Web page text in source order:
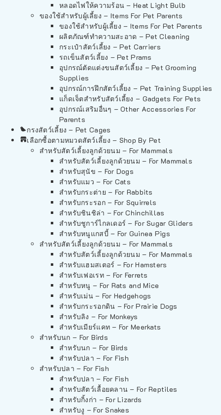
หลอดไฟให้ความร้อน – Heat Light Bulb
ของใช้สำหรับผู้เลี้ยง – Items For Pet Parents
ของใช้สำหรับผู้เลี้ยง – Items For Pet Parents
ผลิตภัณฑ์ทำความสะอาด – Pet Cleaning
กระเป๋าสัตว์เลี้ยง – Pet Carriers
รถเข็นสัตว์เลี้ยง – Pet Prams
อุปกรณ์ตัดแต่งขนสัตว์เลี้ยง – Pet Grooming
Supplies
อุปกรณ์การฝึกสัตว์เลี้ยง – Pet Training Supplies
แก็ดเจ็ตสำหรับสัตว์เลี้ยง – Gadgets For Pets
อุปกรณ์เสริมอื่นๆ – Other Accessories For
Parents
กรงสัตว์เลี้ยง – Pet Cages
เลือกซื้อตามหมวดสัตว์เลี้ยง – Shop By Pet
สำหรับสัตว์เลี้ยงลูกด้วยนม – For Mammals
สำหรับสัตว์เลี้ยงลูกด้วยนม – For Mammals
สำหรับสุนัข – For Dogs
สำหรับแมว – For Cats
สำหรับกระต่าย – For Rabbits
สำหรับกระรอก – For Squirrels
สำหรับชินชิล่า – For Chinchillas
สำหรับชูการ์ไกลเดอร์ – For Sugar Gliders
สำหรับหนูแกสบี้ – For Guinea Pigs
สำหรับสัตว์เลี้ยงลูกด้วยนม – For Mammals
สำหรับสัตว์เลี้ยงลูกด้วยนม – For Mammals
สำหรับแฮมสเตอร์ – For Hamsters
สำหรับเฟอเรท – For Ferrets
สำหรับหนู – For Rats and Mice
สำหรับเม่น – For Hedgehogs
สำหรับกระรอกดิน – For Prairie Dogs
สำหรับลิง – For Monkeys
สำหรับเมียร์แคท – For Meerkats
สำหรับนก – For Birds
สำหรับนก – For Birds
สำหรับปลา – For Fish
สำหรับปลา – For Fish
สำหรับปลา – For Fish
สำหรับสัตว์เลื้อยคลาน – For Reptiles
สำหรับกิ้งก่า – For Lizards
สำหรับงู – For Snakes